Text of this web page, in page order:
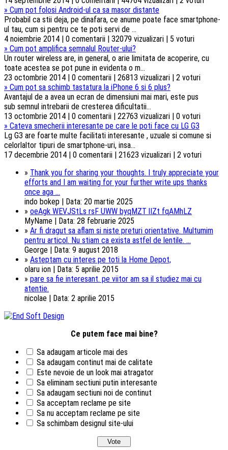
» Cum pot folosi Android-ul ca sa masor distante
Probabil ca stii deja, pe dinafara, ce anume poate face smartphone-
ul tau, cum si pentru ce te poti servi de ...
4 noiembrie 2014 | 0 comentarii | 32079 vizualizari | 5 voturi
» Cum pot amplifica semnalul Router-ului?
Un router wireless are, in general, o arie limitata de acoperire, cu
toate acestea se pot pune in evidenta o m...
23 octombrie 2014 | 0 comentarii | 26813 vizualizari | 2 voturi
» Cum pot sa schimb tastatura la iPhone 6 si 6 plus?
Avantajul de a avea un ecran de dimensiuni mai mari, este pus
sub semnul intrebarii de cresterea dificultatii...
13 octombrie 2014 | 0 comentarii | 22763 vizualizari | 0 voturi
» Cateva smecherii interesante pe care le poti face cu LG G3
Lg G3 are foarte multe facilitati interesante , uzuale si comune si
celorlaltor tipuri de smartphone-uri, insa...
17 decembrie 2014 | 0 comentarii | 21623 vizualizari | 2 voturi
» Thank you for sharing your thoughts. I truly appreciate your
efforts and I am waiting for your further write ups thanks
once aga ...
indo bokep | Data: 20 martie 2025
» oeAgk WEVJStLs rsF UWW byqMZT lIZt fqAMhLZ
MyName | Data: 28 februarie 2025
» Ar fi dragut sa aflam si niste preturi orientative. Multumim
pentru articol. Nu stiam ca exista astfel de lentile. ...
George | Data: 9 august 2018
» Asteptam cu interes pe toti la Home Depot,
olaru ion | Data: 5 aprilie 2015
» pare sa fie interesant. pe viitor am sa il studiez mai cu
atentie.
nicolae | Data: 2 aprilie 2015
Ce putem face mai bine?
Sa adaugam articole mai des
Sa adaugam continut mai de calitate
Este nevoie de un look mai atragator
Sa eliminam sectiuni putin interesante
Sa adaugam sectiuni noi de continut
Sa acceptam reclame pe site
Sa nu acceptam reclame pe site
Sa schimbam designul site-ului